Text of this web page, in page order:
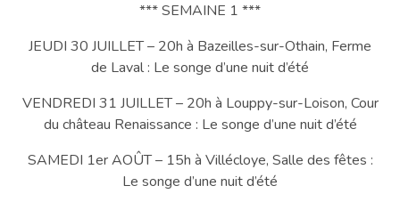
*** SEMAINE 1 ***
JEUDI 30 JUILLET – 20h à Bazeilles-sur-Othain, Ferme
de Laval : Le songe d’une nuit d’été
VENDREDI 31 JUILLET – 20h à Louppy-sur-Loison, Cour
du château Renaissance : Le songe d’une nuit d’été
SAMEDI 1er AOÛT – 15h à Villécloye, Salle des fêtes :
Le songe d’une nuit d’été